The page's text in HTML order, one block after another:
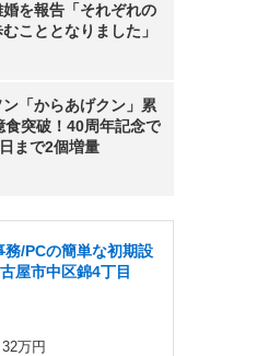
を報告「それぞれの
こととなりました」
ン「からあげクン」累
食突破！40周年記念で
まで2個増量
務/PCの簡単な初期設
屋市中区錦4丁目
万円